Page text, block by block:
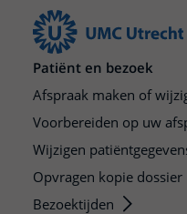
Patiënt en bezoek
Afspraak maken of
Voorbereiden op uw
Wijzigen
Opvragen kopie dossier
Bezoektijden